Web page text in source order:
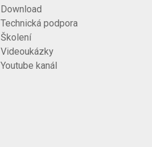
Download
Technická podpora
Školení
Videoukázky
Youtube kanál